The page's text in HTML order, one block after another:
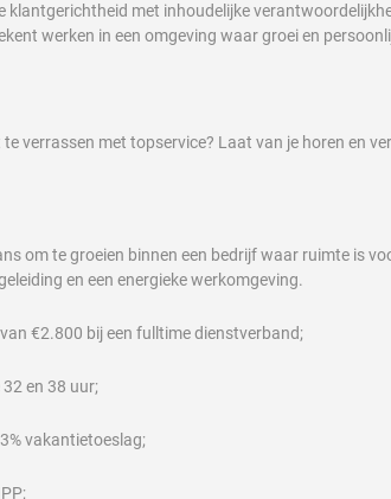
klantgerichtheid met inhoudelijke
werken in een omgeving waar groei en
te verrassen met topservice? Laat van je horen en
om te groeien binnen een bedrijf waar ruimte is
en een energieke werkomgeving.
€2.800 bij een fulltime dienstverband;
en 38 uur;
vakantietoeslag;